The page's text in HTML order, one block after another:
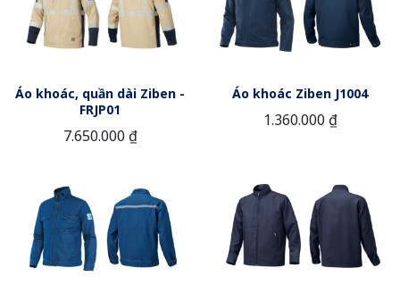
Áo khoác, quần dài Ziben -
FRJP01
7.650.000 ₫
Áo khoác Ziben J1004
1.360.000 ₫